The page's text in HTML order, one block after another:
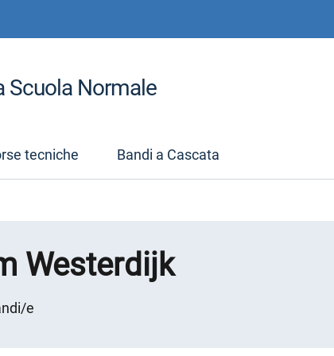
Scuola Normale
tecniche Bandi a Cascata
Westerdijk
e